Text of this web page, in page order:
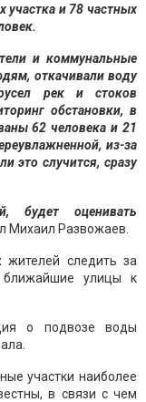
участка и 78 частных
и коммунальные
откачивали воду
рек и стоков
обстановки, в
62 человека и 21
из-за
это случится, сразу
будет оценивать
Михаил Развожаев.
жителей следить за
улицы к
о подвозе воды
участки наиболее
в связи с чем